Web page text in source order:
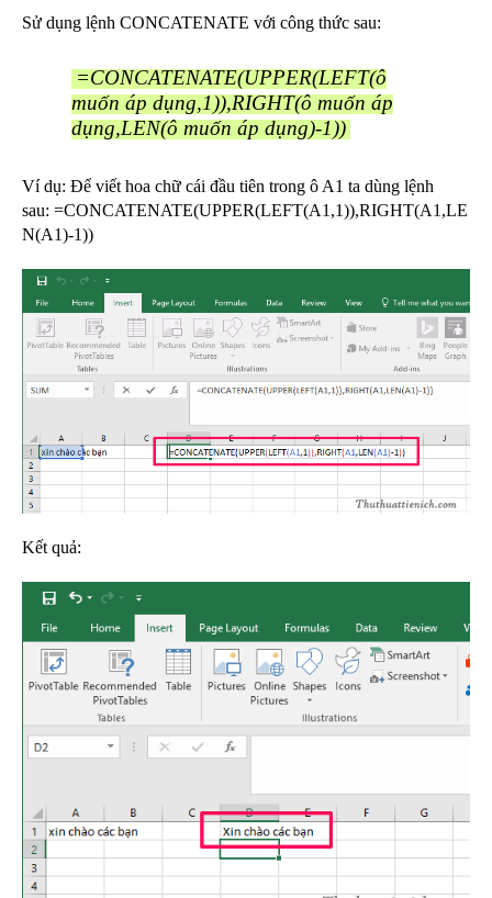
Sử dụng lệnh CONCATENATE với công thức sau:
=CONCATENATE(UPPER(LEFT(ô
muốn áp dụng,1)),RIGHT(ô muốn áp
dụng,LEN(ô muốn áp dụng)-1))
Ví dụ: Để viết hoa chữ cái đầu tiên trong ô A1 ta dùng lệnh
sau: =CONCATENATE(UPPER(LEFT(A1,1)),RIGHT(A1,LE
N(A1)-1))
Kết quả: